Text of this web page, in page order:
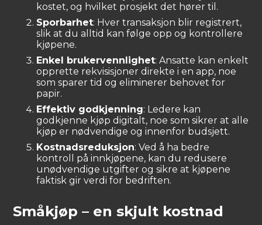
kostet, og hvilket prosjekt det hører til.
Sporbarhet: Hver transaksjon blir registrert,
slik at du alltid kan følge opp og kontrollere
kjøpene.
Enkel brukervennlighet: Ansatte kan enkelt
opprette rekvisisjoner direkte i en app, noe
som sparer tid og eliminerer behovet for
papir.
Effektiv godkjenning: Ledere kan
godkjenne kjøp digitalt, noe som sikrer at alle
kjøp er nødvendige og innenfor budsjett.
Kostnadsreduksjon: Ved å ha bedre
kontroll på innkjøpene, kan du redusere
unødvendige utgifter og sikre at kjøpene
faktisk gir verdi for bedriften.
Småkjøp – en skjult kostnad